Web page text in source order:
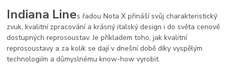
Indiana Lines řadou Nota X přináší svůj charakteristický
zvuk, kvalitní zpracování a krásný italský design i do světa cenově
dostupných reprosoustav. Je příkladem toho, jak kvalitní
reprosoustavy a za kolik se dají v dnešní době díky vyspělým
technologiím a důmyslnému know-how vyrobit.